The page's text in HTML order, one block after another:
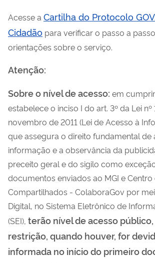
Acesse a Cartilha do Protocolo
Cidadão para verificar o passo a
orientações sobre o serviço.
Atenção:
Sobre o nível de acesso: em
estabelece o inciso I do art. 3º da Lei nº
novembro de 2011 (Lei de Acesso à
que assegura o direito fundamental de
informação e a observância da
preceito geral e do sigilo como
documentos enviados ao MGI e Centro
Compartilhados - ColaboraGov por
Digital, no Sistema Eletrônico de
(SEI), terão nível de acesso
restrição, quando houver, for
informada no início do primeiro